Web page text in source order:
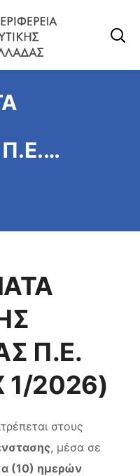
Π.Ε.
1/2026)
στους
, μέσα σε
(10) ημερών